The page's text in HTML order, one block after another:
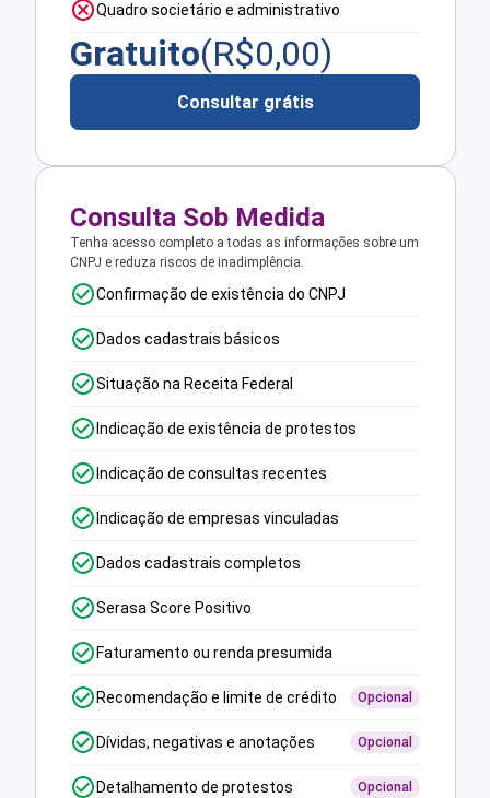
Quadro societário e administrativo
Gratuito(R$0,00)
Consultar grátis
Consulta Sob Medida
Tenha acesso completo a todas as informações sobre um
CNPJ e reduza riscos de inadimplência.
Confirmação de existência do CNPJ
Dados cadastrais básicos
Situação na Receita Federal
Indicação de existência de protestos
Indicação de consultas recentes
Indicação de empresas vinculadas
Dados cadastrais completos
Serasa Score Positivo
Faturamento ou renda presumida
Recomendação e limite de crédito Opcional
Dívidas, negativas e anotações Opcional
Detalhamento de protestos Opcional